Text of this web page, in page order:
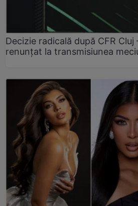
Decizie radicală după CFR
renunțat la transmisiunea